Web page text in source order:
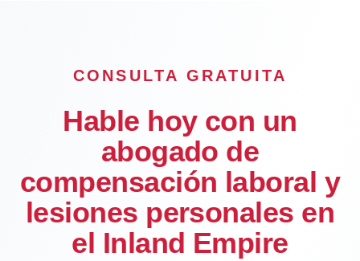
CONSULTA GRATUITA
Hable hoy con un
abogado de
compensación laboral y
lesiones personales en
el Inland Empire